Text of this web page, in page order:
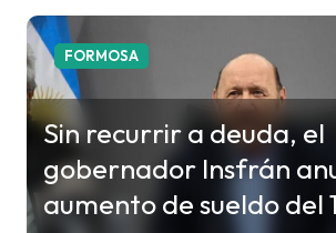
c
i
ó
n
e
e
FORMOSA
Sin recurrir a deuda, el
gobernador Insfrán
aumento de sueldo del